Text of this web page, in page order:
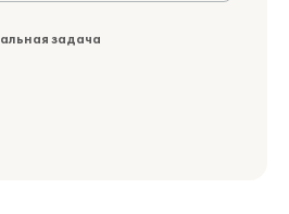
задача